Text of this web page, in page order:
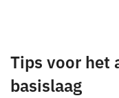
Tips voor het
basislaag